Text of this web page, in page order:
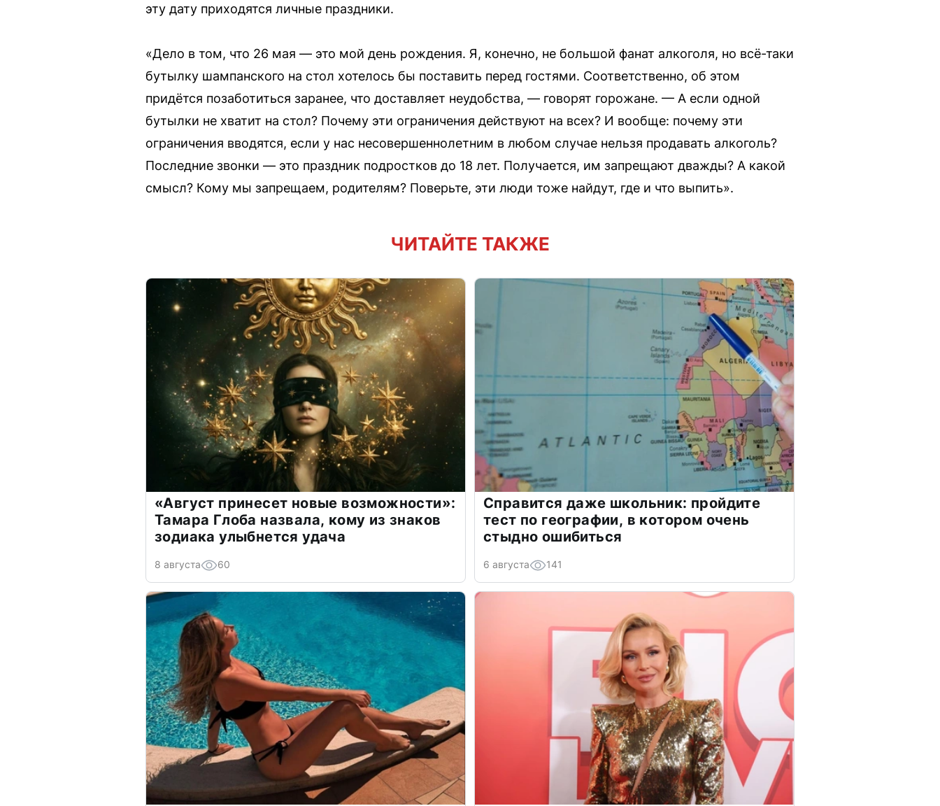
эту дату приходятся личные праздники.
«Дело в том, что 26 мая — это мой день рождения. Я, конечно, не большой фанат алкоголя, но всё-таки
бутылку шампанского на стол хотелось бы поставить перед гостями. Соответственно, об этом
придётся позаботиться заранее, что доставляет неудобства, — говорят горожане. — А если одной
бутылки не хватит на стол? Почему эти ограничения действуют на всех? И вообще: почему эти
ограничения вводятся, если у нас несовершеннолетним в любом случае нельзя продавать алкоголь?
Последние звонки — это праздник подростков до 18 лет. Получается, им запрещают дважды? А какой
смысл? Кому мы запрещаем, родителям? Поверьте, эти люди тоже найдут, где и что выпить».
ЧИТАЙТЕ ТАКЖЕ
«Август принесет новые возможности»:
Тамара Глоба назвала, кому из знаков
зодиака улыбнется удача
8 августа 60
Справится даже школьник: пройдите
тест по географии, в котором очень
стыдно ошибиться
6 августа 141